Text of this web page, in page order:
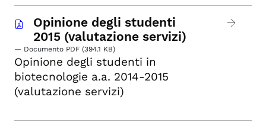
Opinione degli studenti
2015 (valutazione servizi)
— Documento PDF (394.1 KB)
Opinione degli studenti in
biotecnologie a.a. 2014-2015
(valutazione servizi)